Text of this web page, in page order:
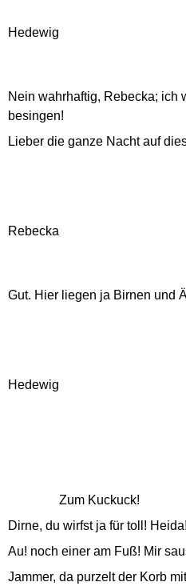
Hedewig
Nein wahrhaftig, Rebecka; ich
besingen!
Lieber die ganze Nacht auf
Rebecka
Gut. Hier liegen ja Birnen und
Hedewig
Zum Kuckuck!
Dirne, du wirfst ja für toll!
Au! noch einer am Fuß! Mir
Jammer, da purzelt der Korb